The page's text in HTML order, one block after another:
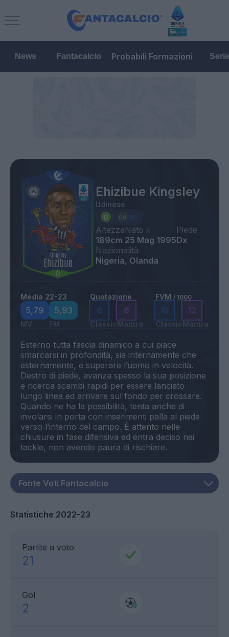
News Fantacalcio Probabili Formazioni
Ehizibue Kingsley
Udinese
Altezza
189cm
Nato il
25 Mag 1995
Piede
Dx
Nazionalità
Nigeria, Olanda
Media 22-23
5,79
MV
5,93
FM
Quotazione
6
Classic
6
Mantra
FVM / 1000
12
Classic
12
Mantra
Esterno tutta fascia dinamico a cui piace
smarcarsi in profondità, sia internamente che
esternamente, e superare l’uomo in velocità.
Destro di piede, avanza spesso la sua posizione
e ricerca scambi rapidi per essere lanciato
lungo linea ed arrivare sul fondo per crossare.
Quando ne ha la possibilità, tenta anche di
involarsi in porta con inserimenti palla al piede
verso l’interno del campo. È attento nelle
chiusure in fase difensiva ed entra deciso nei
Statistiche 2022-23
Partite a voto
21
Gol
2